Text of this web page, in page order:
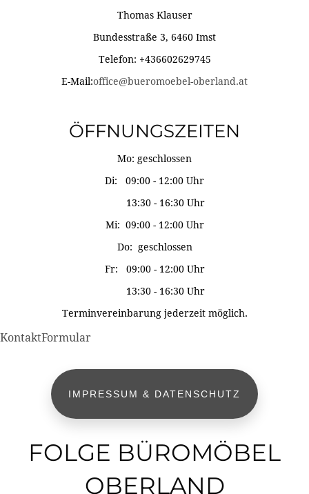
Thomas Klauser
Bundesstraße 3, 6460 Imst
Telefon: +436602629745
E-Mail:office@bueromoebel-oberland.at
ÖFFNUNGSZEITEN
Mo: geschlossen
Di: 09:00 - 12:00 Uhr
13:30 - 16:30 Uhr
Mi: 09:00 - 12:00 Uhr
Do: geschlossen
Fr: 09:00 - 12:00 Uhr
13:30 - 16:30 Uhr
Terminvereinbarung jederzeit möglich.
KontaktFormular
IMPRESSUM & DATENSCHUTZ
FOLGE BÜROMÖBEL
OBERLAND